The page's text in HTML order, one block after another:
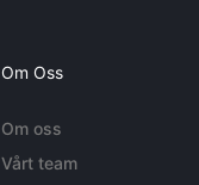
Om Oss
Om oss
Vårt team